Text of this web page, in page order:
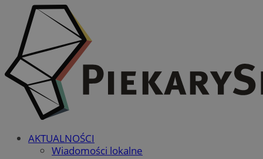
AKTUALNOŚCI
Wiadomości lokalne